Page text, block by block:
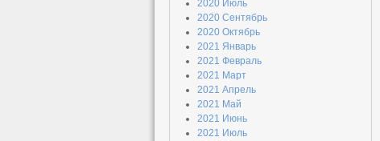
2020 Июль
2020 Сентябрь
2020 Октябрь
2021 Январь
2021 Февраль
2021 Март
2021 Апрель
2021 Май
2021 Июнь
2021 Июль